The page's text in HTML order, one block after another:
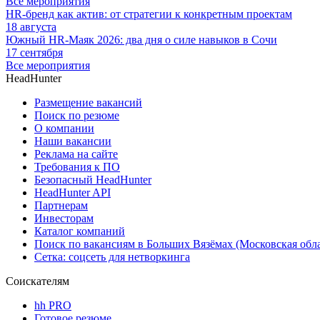
HR-бренд как актив: от стратегии к конкретным проектам
18 августа
Южный HR-Маяк 2026: два дня о силе навыков в Сочи
17 сентября
Все мероприятия
HeadHunter
Размещение вакансий
Поиск по резюме
О компании
Наши вакансии
Реклама на сайте
Требования к ПО
Безопасный HeadHunter
HeadHunter API
Партнерам
Инвесторам
Каталог компаний
Поиск по вакансиям в Больших Вязёмах (Московская
Сетка: соцсеть для нетворкинга
Соискателям
hh PRO